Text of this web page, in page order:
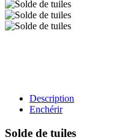
Description
Enchérir
Solde de tuiles